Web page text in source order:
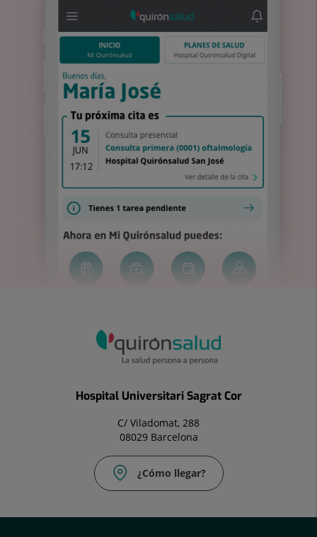
Hospital Universitari Sagrat Cor
C/ Viladomat, 288
08029 Barcelona
¿Cómo llegar?